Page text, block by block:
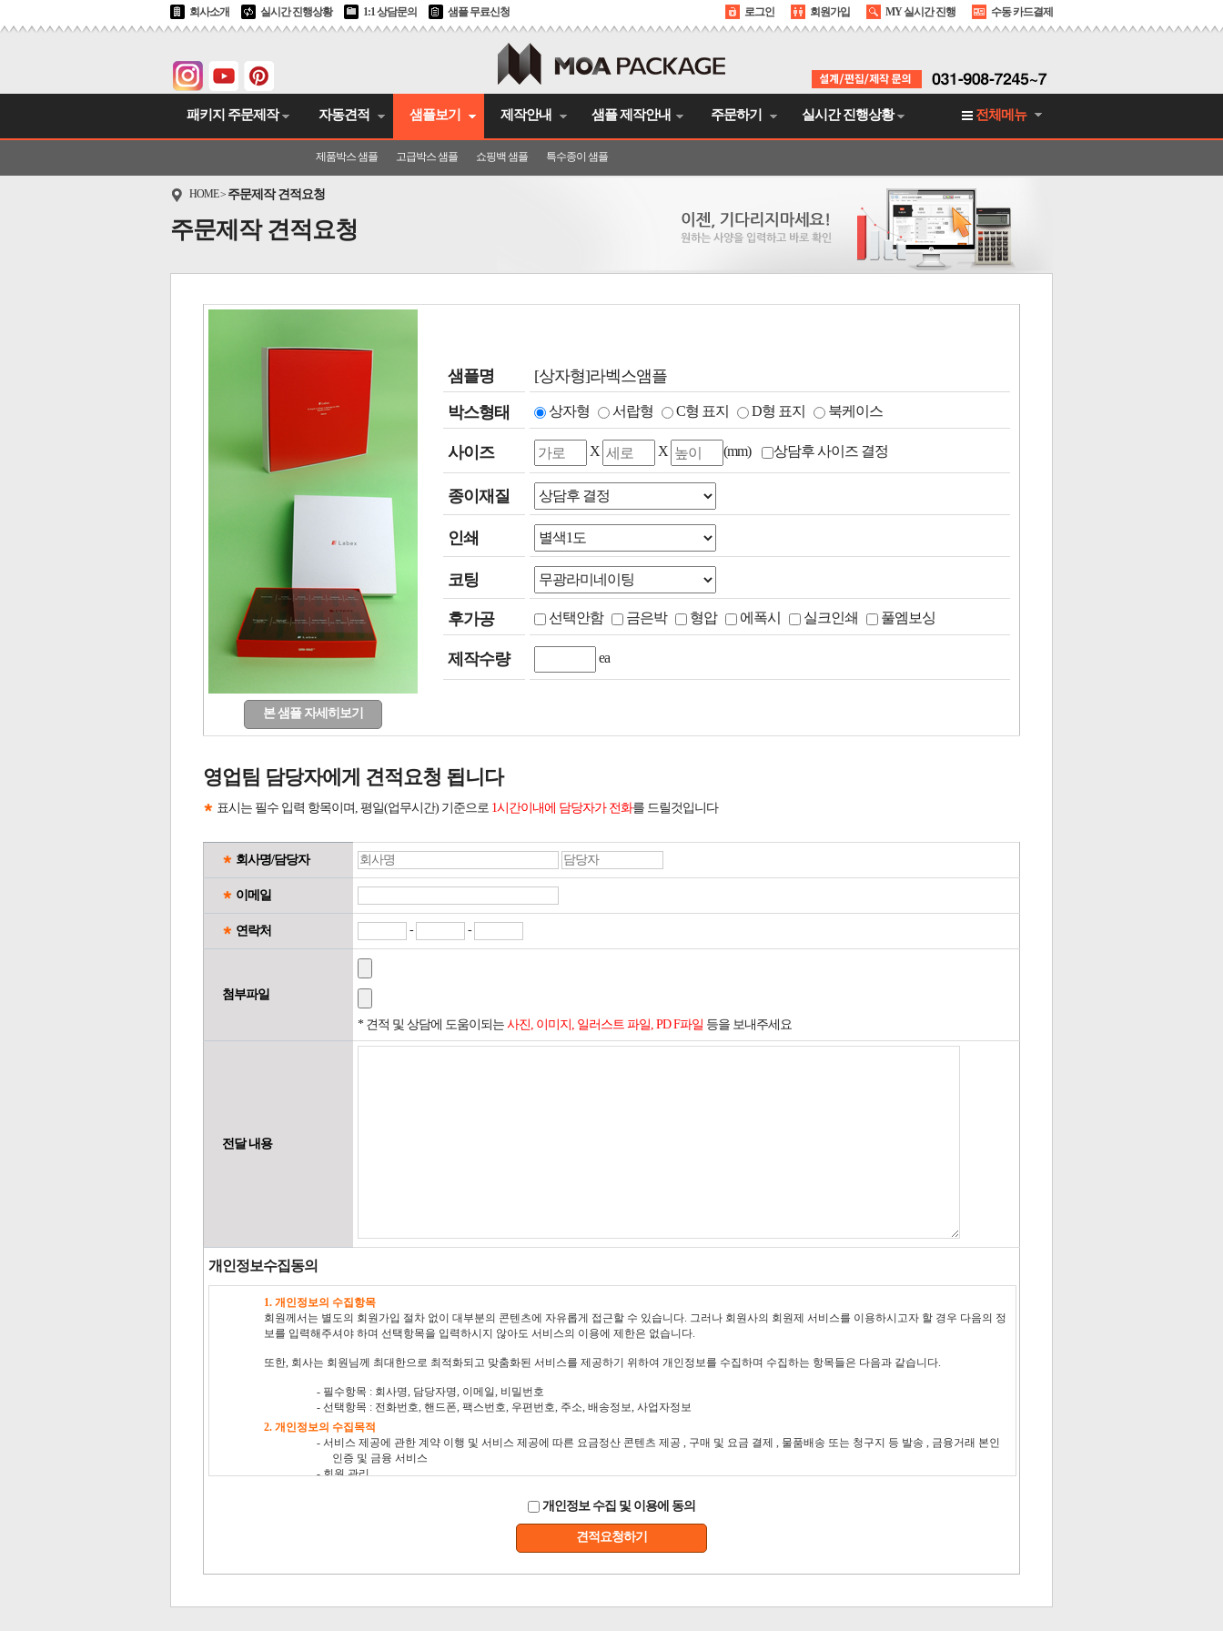
회사소개 실시간 진행상황 1:1 상담문의 샘플 무료신청 로그인 회원가입 MY 실시간 진행 수동 카드결제
전체메뉴
패키지 주문제작 자동견적 샘플보기
제품박스 샘플 고급박스 샘플 쇼핑백 샘플 특수종이 샘플
제작안내 샘플 제작안내 주문하기 실시간 진행상황
HOME> 주문제작 견적요청
주문제작 견적요청
본 샘플 자세히보기
샘플명
[상자형]라벡스앰플
박스형태
상자형 서랍형 C형 표지 D형 표지 북케이스
사이즈 X X (mm) 상담후 사이즈 결정
종이재질
인쇄
코팅
후가공 선택안함 금은박 형압 에폭시 실크인쇄 풀엠보싱
제작수량 ea
영업팀 담당자에게 견적요청 됩니다
표시는 필수 입력 항목이며, 평일(업무시간) 기준으로 1시간이내에 담당자가 전화를 드릴것입니다
회사명/담당자
이메일
연락처 - -
첨부파일
* 견적 및 상담에 도움이되는 사진, 이미지, 일러스트 파일, PD F파일 등을 보내주세요
전달 내용
개인정보수집동의
개인정보 수집 및 이용에 동의
견적요청하기